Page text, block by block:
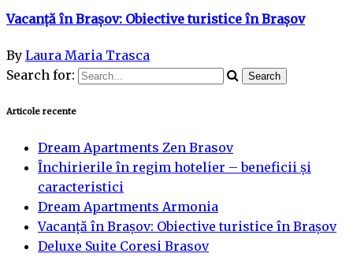
Vacanță în Brașov: Obiective turistice în Brașov
By Laura Maria Trasca
Search for:
Articole recente
Dream Apartments Zen Brasov
Închirierile în regim hotelier – beneficii și
caracteristici
Dream Apartments Armonia
Vacanță în Brașov: Obiective turistice în Brașov
Deluxe Suite Coresi Brasov